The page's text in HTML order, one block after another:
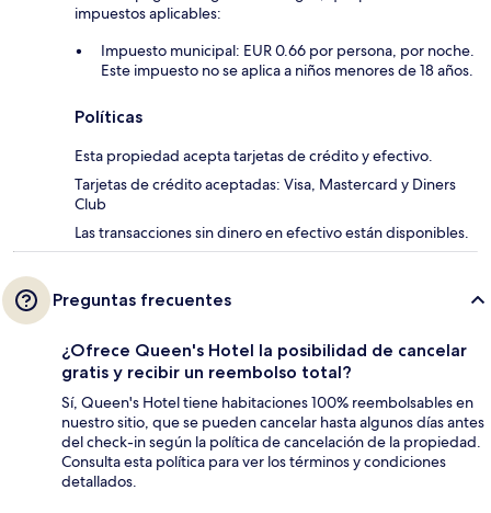
impuestos aplicables:
Impuesto municipal: EUR 0.66 por persona, por noche.
Este impuesto no se aplica a niños menores de 18 años.
Políticas
Esta propiedad acepta tarjetas de crédito y efectivo.
Tarjetas de crédito aceptadas: Visa, Mastercard y Diners
Club
Las transacciones sin dinero en efectivo están disponibles.
Preguntas frecuentes
¿Ofrece Queen's Hotel la posibilidad de cancelar
gratis y recibir un reembolso total?
Sí, Queen's Hotel tiene habitaciones 100% reembolsables en
nuestro sitio, que se pueden cancelar hasta algunos días antes
del check-in según la política de cancelación de la propiedad.
Consulta esta política para ver los términos y condiciones
detallados.